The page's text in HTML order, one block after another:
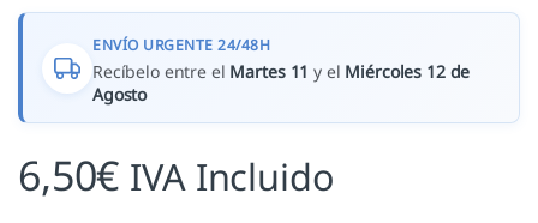
ENVÍO URGENTE 24/48H
Recíbelo entre el Martes 11 y el Miércoles 12 de
Agosto
6,50€ IVA Incluido